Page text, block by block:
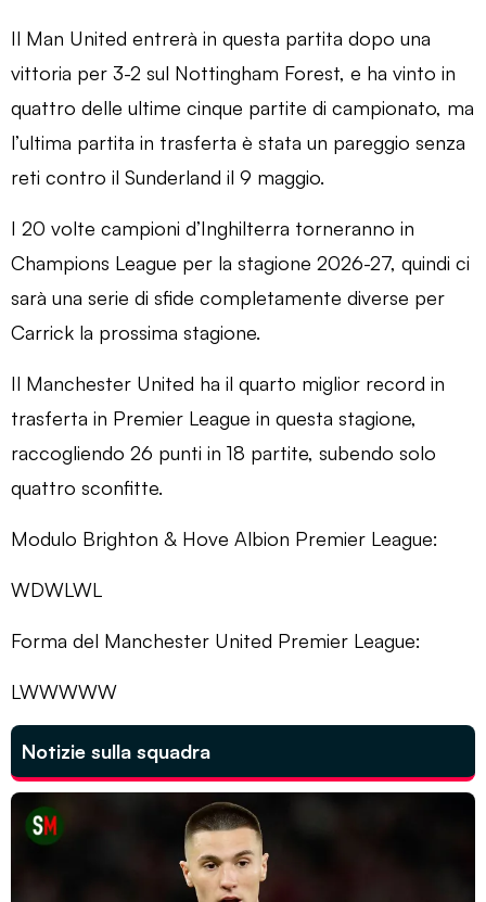
Il Man United entrerà in questa partita dopo una
vittoria per 3-2 sul Nottingham Forest, e ha vinto in
quattro delle ultime cinque partite di campionato, ma
l’ultima partita in trasferta è stata un pareggio senza
reti contro il Sunderland il 9 maggio.
I 20 volte campioni d’Inghilterra torneranno in
Champions League per la stagione 2026-27, quindi ci
sarà una serie di sfide completamente diverse per
Carrick la prossima stagione.
Il Manchester United ha il quarto miglior record in
trasferta in Premier League in questa stagione,
raccogliendo 26 punti in 18 partite, subendo solo
quattro sconfitte.
Modulo Brighton & Hove Albion Premier League:
WDWLWL
Forma del Manchester United Premier League:
LWWWWW
Notizie sulla squadra